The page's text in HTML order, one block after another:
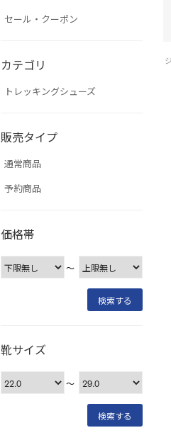
セール・クーポン
カテゴリ
トレッキングシューズ
販売タイプ
通常商品
予約商品
価格帯
〜
靴サイズ
〜